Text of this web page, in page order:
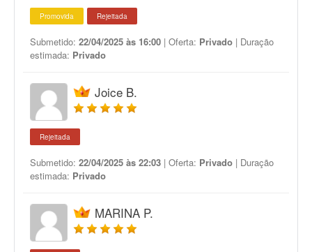
Promovida Rejeitada
Submetido: 22/04/2025 às 16:00 | Oferta: Privado | Duração
estimada: Privado
Joice B.
Rejeitada
Submetido: 22/04/2025 às 22:03 | Oferta: Privado | Duração
estimada: Privado
MARINA P.